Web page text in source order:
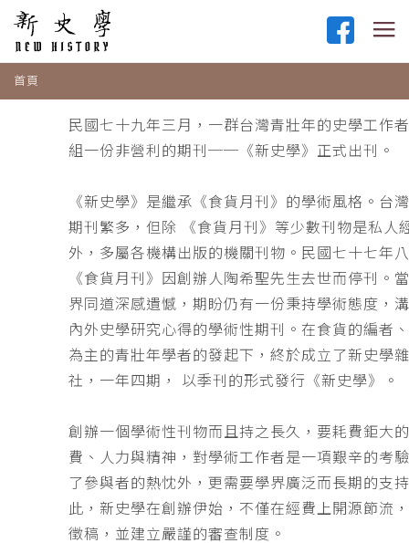
首頁
民國七十九年三月，一群台灣青壯年的史學工作
組一份非營利的期刊──《新史學》正式出刊。
《新史學》是繼承《食貨月刊》的學術風格。台
期刊繁多，但除 《食貨月刊》等少數刊物是私人
外，多屬各機構出版的機關刊物。民國七十七年
《食貨月刊》因創辦人陶希聖先生去世而停刊。
界同道深感遺憾，期盼仍有一份秉持學術態度，
內外史學研究心得的學術性期刊。在食貨的編者
為主的青壯年學者的發起下，終於成立了新史學
社，一年四期， 以季刊的形式發行《新史學》。
創辦一個學術性刊物而且持之長久，要耗費鉅大
費、人力與精神，對學術工作者是一項艱辛的考
了參與者的熱忱外，更需要學界廣泛而長期的支
此，新史學在創辦伊始，不僅在經費上開源節流
徵稿，並建立嚴謹的審查制度。